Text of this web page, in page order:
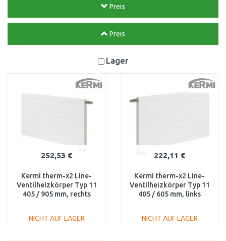
Preis
Preis
Lager
252,53 €
Kermi therm-x2 Line-
Ventilheizkörper Typ 11
405 / 905 mm, rechts
NICHT AUF LAGER
222,11 €
Kermi therm-x2 Line-
Ventilheizkörper Typ 11
405 / 605 mm, links
NICHT AUF LAGER